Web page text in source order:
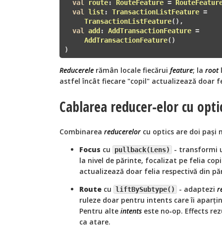
val route: RouteFeature =
val list: TransactionListFeature =
TransactionListFeature(),
val add : AddTransactionFeature =
AddTransactionFeature()
)
Reducerele rămân locale fiecărui feature; la root
astfel încât fiecare "copil" actualizează doar
Cablarea reducer‑elor cu
Combinarea reducerelor cu optics are doi pași
Focus cu pullback(Lens)
- transformi
la nivel de părinte, focalizat pe felia
actualizează doar felia respectivă din
Route cu liftBySubtype() - adaptezi
ruleze doar pentru intents care îi
Pentru alte intents este no‑op. Effects
ca atare.